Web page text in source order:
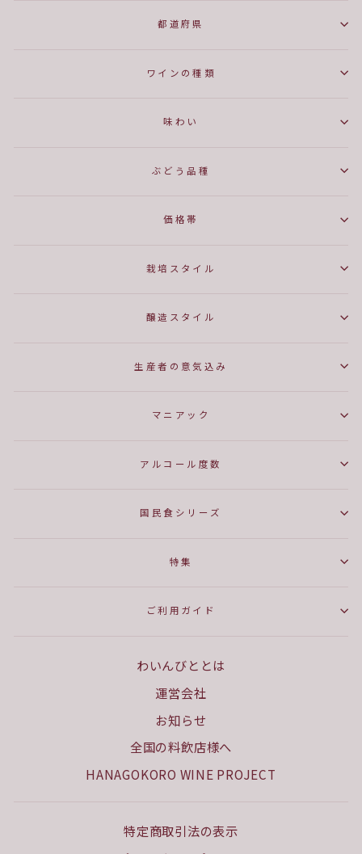
都道府県
ワインの種類
味わい
ぶどう品種
価格帯
栽培スタイル
醸造スタイル
生産者の意気込み
マニアック
アルコール度数
国民食シリーズ
特集
ご利用ガイド
わいんびととは
運営会社
お知らせ
全国の料飲店様へ
HANAGOKORO WINE PROJECT
特定商取引法の表示